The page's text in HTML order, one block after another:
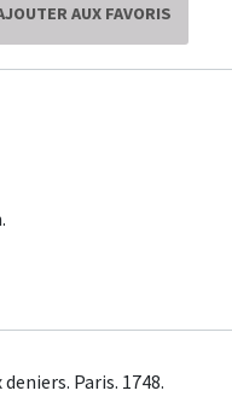
AUX FAVORIS
Paris. 1748.